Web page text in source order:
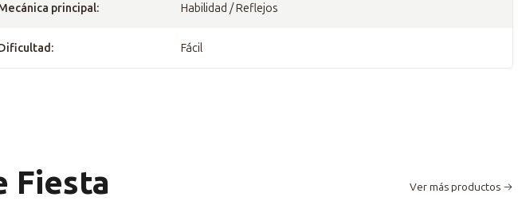
principal: Habilidad / Reflejos
Fácil
Fiesta Ver más productos